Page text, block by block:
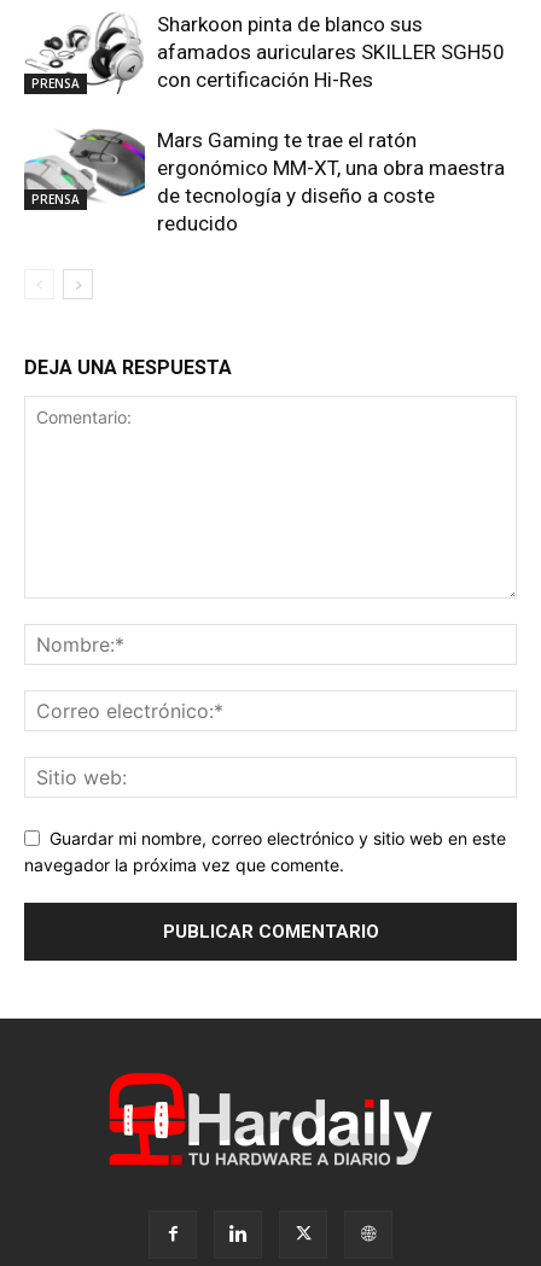
PRENSA
Sharkoon pinta de blanco sus
afamados auriculares SKILLER SGH50
con certificación Hi-Res
PRENSA
Mars Gaming te trae el ratón
ergonómico MM-XT, una obra maestra
de tecnología y diseño a coste
reducido
DEJA UNA RESPUESTA
Guardar mi nombre, correo electrónico y sitio web en este
navegador la próxima vez que comente.